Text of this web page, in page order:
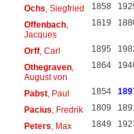
Ochs , Siegfried 1858
Offenbach,
Jacques
1819
Orff, Carl 1895
Othegraven,
August von
1864
Pabst, Paul 1854
Pacius , Fredrik 1809
Peters , Max 1849